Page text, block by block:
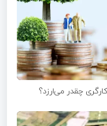
چقدر می‌ارزد؟